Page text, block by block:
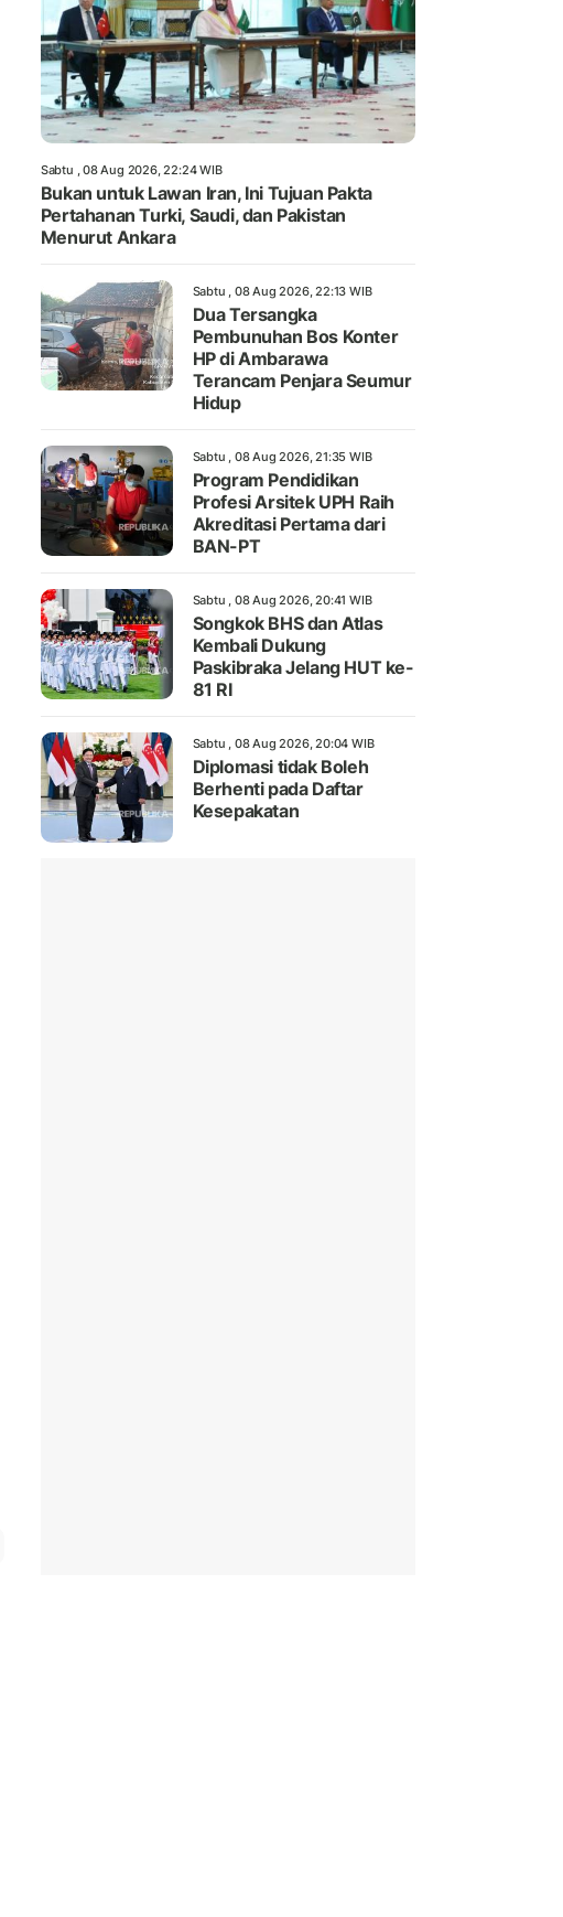
Sabtu , 08 Aug 2026, 22:24 WIB
Bukan untuk Lawan Iran, Ini Tujuan Pakta
Pertahanan Turki, Saudi, dan Pakistan
Menurut Ankara
Sabtu , 08 Aug 2026, 22:13 WIB
Dua Tersangka
Pembunuhan Bos Konter
HP di Ambarawa
Terancam Penjara Seumur
Hidup
Sabtu , 08 Aug 2026, 21:35 WIB
Program Pendidikan
Profesi Arsitek UPH Raih
Akreditasi Pertama dari
BAN-PT
Sabtu , 08 Aug 2026, 20:41 WIB
Songkok BHS dan Atlas
Kembali Dukung
Paskibraka Jelang HUT ke-
81 RI
Sabtu , 08 Aug 2026, 20:04 WIB
Diplomasi tidak Boleh
Berhenti pada Daftar
Kesepakatan